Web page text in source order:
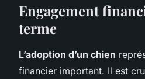
Engagement
terme
L’adoption d’un chien
financier important. Il est